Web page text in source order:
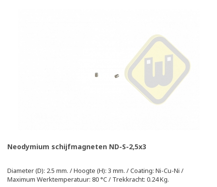
Neodymium schijfmagneten ND-S-2,5x3
Diameter (D): 2.5 mm. / Hoogte (H): 3 mm. / Coating: Ni-Cu-Ni /
Maximum Werktemperatuur: 80 °C / Trekkracht: 0.24 Kg.